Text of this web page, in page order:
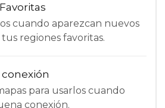
cuando aparezcan nuevos
tus regiones favoritas.
conexión
para usarlos cuando
conexión.